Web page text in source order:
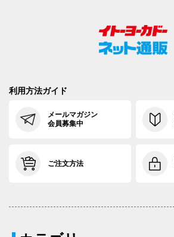
利用方法ガイド
メールマガジン
会員募集中
ご注文方法